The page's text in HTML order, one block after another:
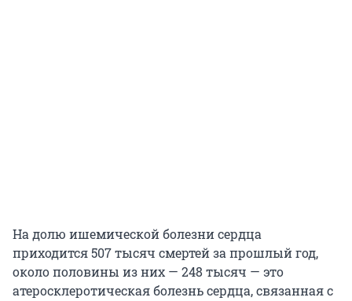
На долю ишемической болезни сердца
приходится 507 тысяч смертей за прошлый год,
около половины из них — 248 тысяч — это
атеросклеротическая болезнь сердца, связанная с